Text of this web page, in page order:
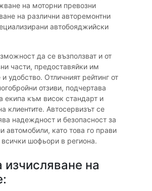
на моторни превозни
на различни авторемонтни
автобояджийски
да се възползват и от
части, предоставяйки им
удобство. Отличният рейтинг от
отзиви, подчертава
екипа към висок стандарт и
клиентите. Автосервизът се
надеждност и безопасност за
автомобили, като това го прави
всички шофьори в региона.
изчисляване на